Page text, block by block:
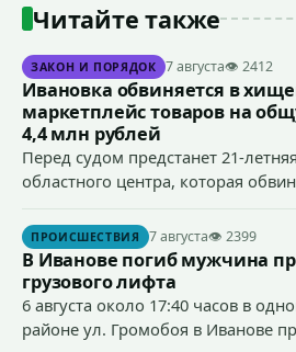
Читайте также
ЗАКОН И ПОРЯДОК 7 августа👁 2412
Ивановка обвиняется в
маркетплейс товаров на
4,4 млн рублей
Перед судом предстанет 21-
областного центра, которая
сумму более 4,4 млн рублей через
ПРОИСШЕСТВИЯ 7 августа👁 2399
В Иванове погиб мужчина
грузового лифта
6 августа около 17:40 часов в
районе ул. Громобоя в Иванове